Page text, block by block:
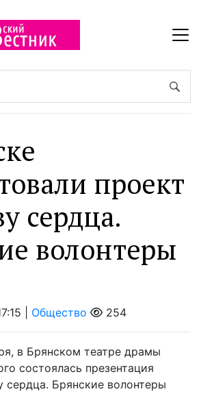
проект
сердца.
волонтеры
| Общество 254
в Брянском театре драмы
состоялась презентация
сердца. Брянские волонтеры